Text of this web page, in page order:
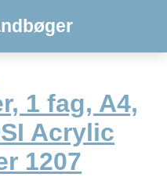
1 fag, A4,
Acrylic
1207